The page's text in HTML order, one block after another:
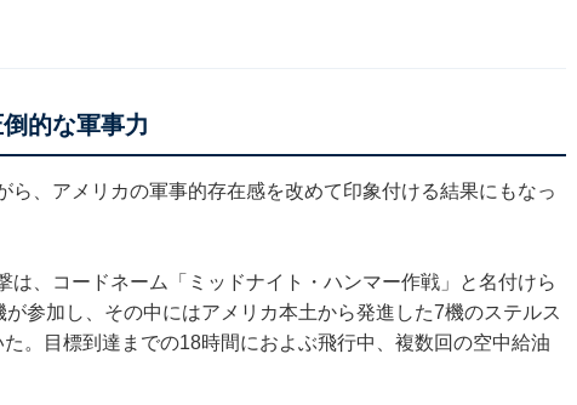
的な軍事力
ら、アメリカの軍事的存在感を改めて印象付ける結果にもなっ
は、コードネーム「ミッドナイト・ハンマー作戦」と名付けら
参加し、その中にはアメリカ本土から発進した7機のステルス
。目標到達までの18時間におよぶ飛行中、複数回の空中給油